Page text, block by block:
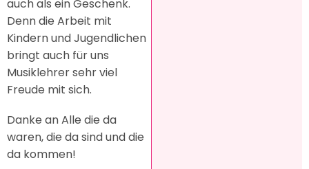
auch als ein Geschenk.
Denn die Arbeit mit
Kindern und Jugendlichen
bringt auch für uns
Musiklehrer sehr viel
Freude mit sich.
Danke an Alle die da
waren, die da sind und die
da kommen!